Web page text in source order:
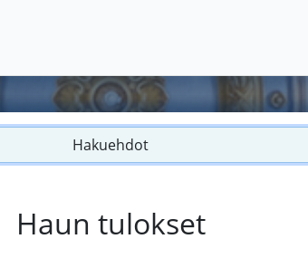
Hakuehdot
Haun tulokset